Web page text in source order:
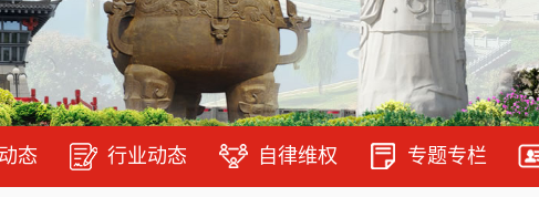
态 行业动态 自律维权 专题专栏